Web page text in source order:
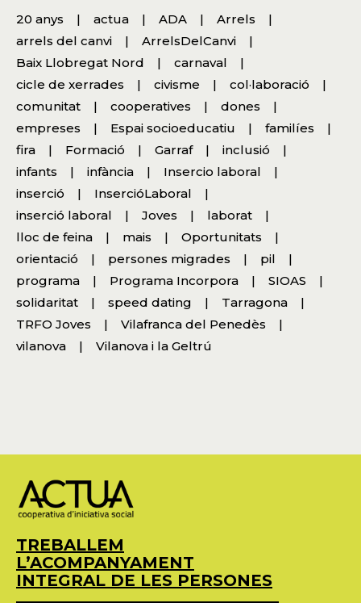
20 anys actua ADA
Arrels
arrels del canvi
ArrelsDelCanvi
Baix Llobregat Nord
carnaval
cicle de xerrades
civisme
col·laboració
comunitat
cooperatives
dones
empreses
Espai socioeducatiu
familíes
fira
Formació Garraf
inclusió
infants
infància
Insercio laboral
inserció
InsercióLaboral
inserció laboral
Joves
laborat
lloc de feina
mais
Oportunitats
orientació
persones migrades
pil
programa
Programa Incorpora
SIOAS
solidaritat
speed dating
Tarragona
TRFO Joves
Vilafranca del Penedès
vilanova
Vilanova i la Geltrú
TREBALLEM
L’ACOMPANYAMENT
INTEGRAL DE LES PERSONES